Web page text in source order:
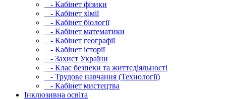
- Кабінет фізики
- Кабінет хімії
- Кабінет біології
- Кабінет математики
- Кабінет географії
- Кабінет історії
- Захист України
- Клас безпеки та життєдіяльності
- Трудове навчання (Технології)
- Кабінет мистецтва
Інклюзивна освіта